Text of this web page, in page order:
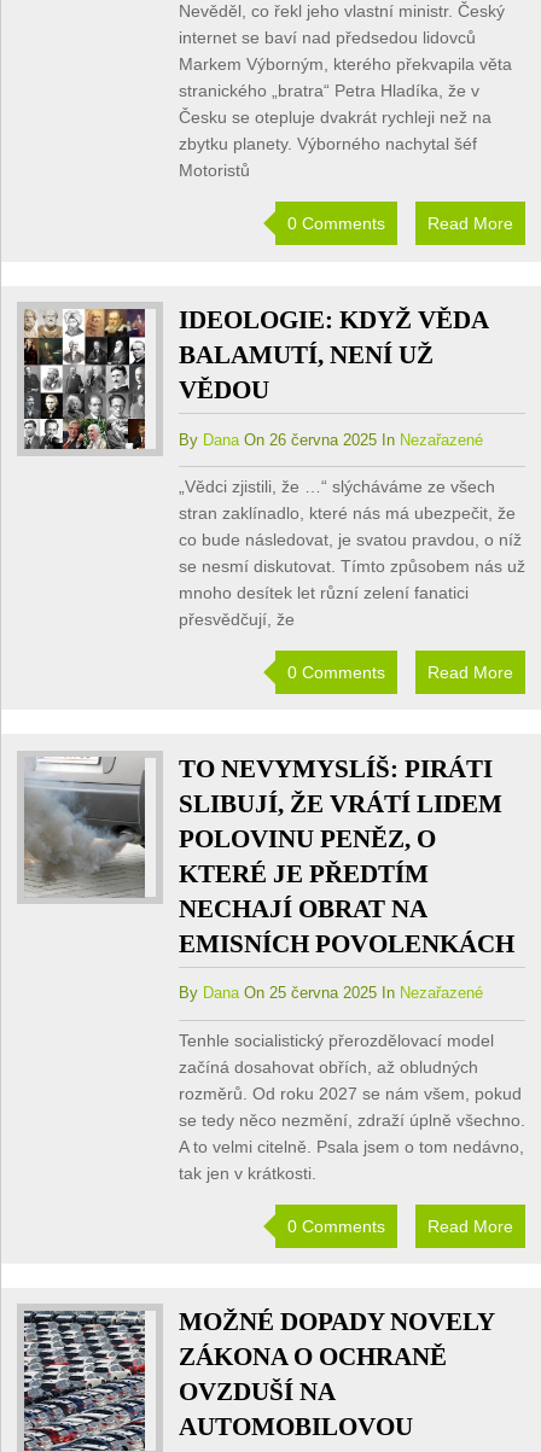
Nevěděl, co řekl jeho vlastní ministr. Český
internet se baví nad předsedou lidovců
Markem Výborným, kterého překvapila věta
stranického „bratra“ Petra Hladíka, že v
Česku se otepluje dvakrát rychleji než na
zbytku planety. Výborného nachytal šéf
Motoristů
0 Comments Read More
IDEOLOGIE: KDYŽ VĚDA
BALAMUTÍ, NENÍ UŽ
VĚDOU
By DanaOn 26 června 2025 In Nezařazené
„Vědci zjistili, že …“ slýcháváme ze všech
stran zaklínadlo, které nás má ubezpečit, že
co bude následovat, je svatou pravdou, o níž
se nesmí diskutovat. Tímto způsobem nás už
mnoho desítek let různí zelení fanatici
přesvědčují, že
0 Comments Read More
TO NEVYMYSLÍŠ: PIRÁTI
SLIBUJÍ, ŽE VRÁTÍ LIDEM
POLOVINU PENĚZ, O
KTERÉ JE PŘEDTÍM
NECHAJÍ OBRAT NA
EMISNÍCH POVOLENKÁCH
By DanaOn 25 června 2025 In Nezařazené
Tenhle socialistický přerozdělovací model
začíná dosahovat obřích, až obludných
rozměrů. Od roku 2027 se nám všem, pokud
se tedy něco nezmění, zdraží úplně všechno.
A to velmi citelně. Psala jsem o tom nedávno,
tak jen v krátkosti.
0 Comments Read More
MOŽNÉ DOPADY NOVELY
ZÁKONA O OCHRANĚ
OVZDUŠÍ NA
AUTOMOBILOVOU